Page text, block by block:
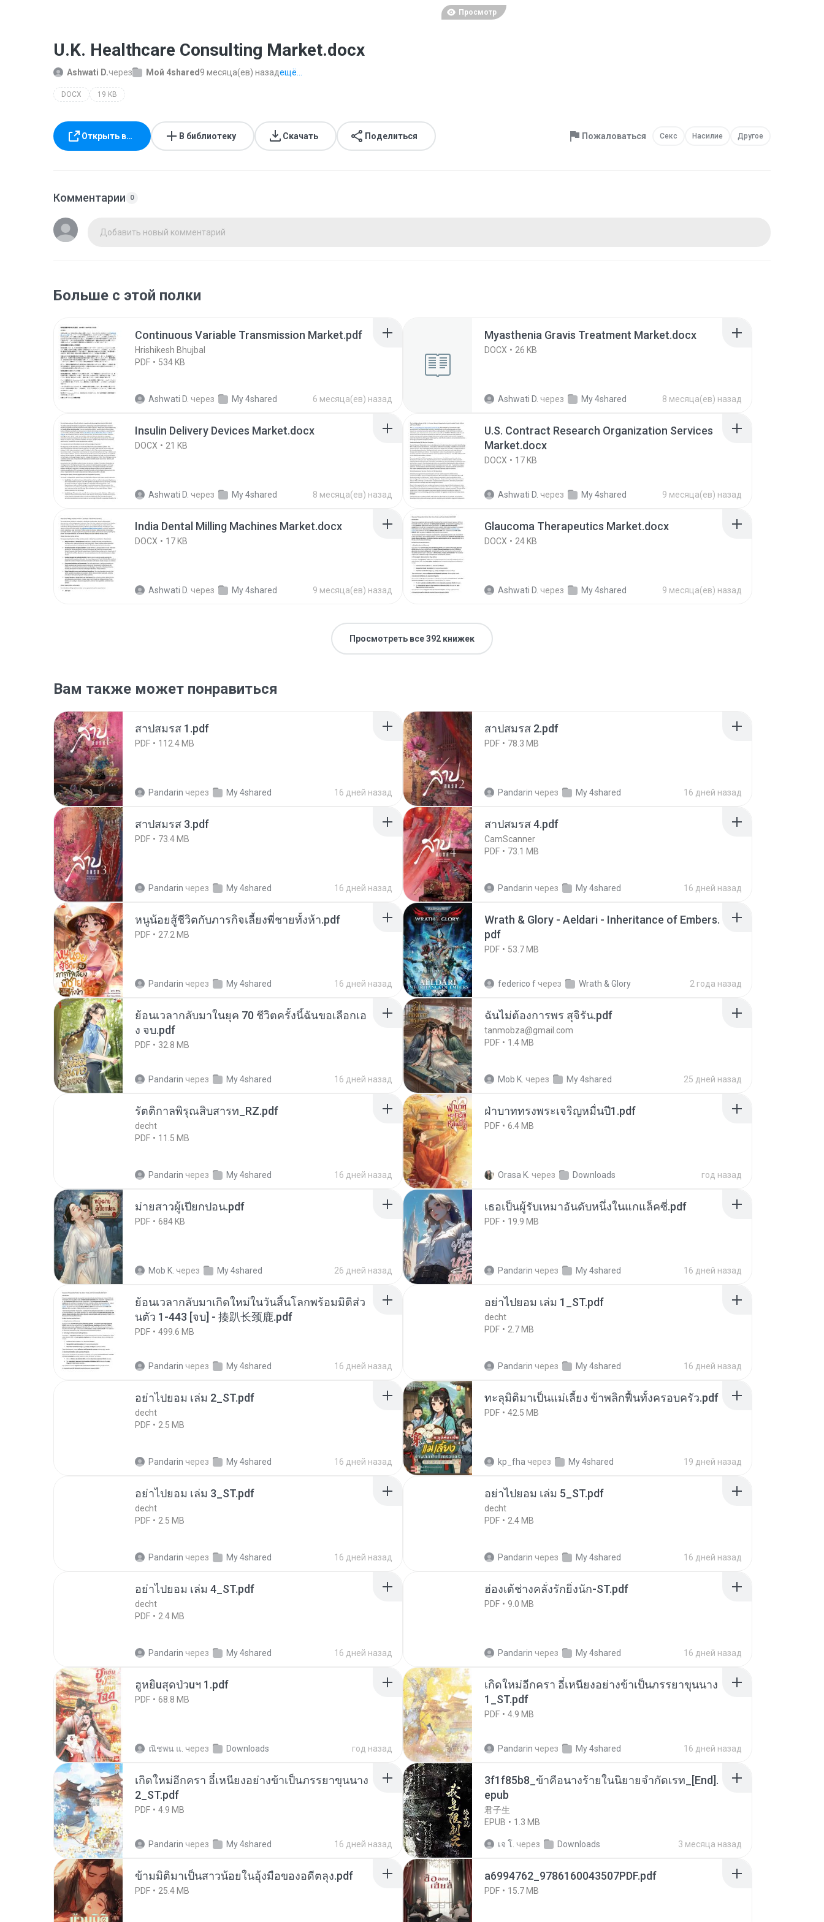
Просмотр
U.K. Healthcare Consulting Market.docx
Ashwati D.через Мой 4shared 9 месяца(ев) назадещё...
DOCX 19 KB
Открыть в… В библиотеку Скачать Поделиться Пожаловаться Секс Насилие Другое
Комментарии 0
Добавить новый комментарий
Больше с этой полки
Continuous Variable Transmission Market.pdf
Hrishikesh Bhujbal
PDF
534 KB
Ashwati D. через My 4shared 6 месяца(ев) назад
Myasthenia Gravis Treatment Market.docx
DOCX 26 KB
Ashwati D. через My 4shared 8 месяца(ев) назад
Insulin Delivery Devices Market.docx
DOCX 21 KB
Ashwati D. через My 4shared 8 месяца(ев) назад
U.S. Contract Research Organization Services
Market.docx
DOCX 17 KB
Ashwati D. через My 4shared 9 месяца(ев) назад
India Dental Milling Machines Market.docx
DOCX 17 KB
Ashwati D. через My 4shared 9 месяца(ев) назад
Glaucoma Therapeutics Market.docx
DOCX 24 KB
Ashwati D. через My 4shared 9 месяца(ев) назад
Просмотреть все 392 книжек
Вам также может понравиться
สาปสมรส 1.pdf
PDF 112.4 MB
Pandarin через My 4shared 16 дней назад
สาปสมรส 2.pdf
PDF 78.3 MB
Pandarin через My 4shared 16 дней назад
สาปสมรส 3.pdf
PDF 73.4 MB
Pandarin через My 4shared 16 дней назад
สาปสมรส 4.pdf
CamScanner
PDF
73.1 MB
Pandarin через My 4shared 16 дней назад
หนูน้อยสู้ชีวิตกับภารกิจเลี้ยงพี่ชายทั้งห้า.pdf
PDF 27.2 MB
Pandarin через My 4shared 16 дней назад
Wrath & Glory - Aeldari - Inheritance of Embers.
pdf
PDF 53.7 MB
federico f через Wrath & Glory 2 года назад
ย้อนเวลากลับมาในยุค 70 ชีวิตครั้งนี้ฉันขอเลือกเอ
ง จบ.pdf
PDF 32.8 MB
Pandarin через My 4shared 16 дней назад
ฉันไม่ต้องการพร สุจิรัน.pdf
tanmobza@gmail.com
PDF
1.4 MB
Mob K. через My 4shared 25 дней назад
รัตติกาลพิรุณสิบสารท_RZ.pdf
decht
PDF
11.5 MB
Pandarin через My 4shared 16 дней назад
ฝ่าบาททรงพระเจริญหมื่นปี1.pdf
PDF 6.4 MB
Orasa K. через Downloads год назад
ม่ายสาวผู้เปียกปอน.pdf
PDF 684 KB
Mob K. через My 4shared 26 дней назад
เธอเป็นผู้รับเหมาอันดับหนึ่งในแกแล็คซี่.pdf
PDF 19.9 MB
Pandarin через My 4shared 16 дней назад
ย้อนเวลากลับมาเกิดใหม่ในวันสิ้นโลกพร้อมมิติส่ว
นตัว 1-443 [จบ] - 揍趴长颈鹿.pdf
PDF 499.6 MB
Pandarin через My 4shared 16 дней назад
อย่าไปยอม เล่ม 1_ST.pdf
decht
PDF
2.7 MB
Pandarin через My 4shared 16 дней назад
อย่าไปยอม เล่ม 2_ST.pdf
decht
PDF
2.5 MB
Pandarin через My 4shared 16 дней назад
ทะลุมิติมาเป็นแม่เลี้ยง ข้าพลิกฟื้นทั้งครอบครัว.pdf
PDF 42.5 MB
kp_fha через My 4shared 19 дней назад
อย่าไปยอม เล่ม 3_ST.pdf
decht
PDF
2.5 MB
Pandarin через My 4shared 16 дней назад
อย่าไปยอม เล่ม 5_ST.pdf
decht
PDF
2.4 MB
Pandarin через My 4shared 16 дней назад
อย่าไปยอม เล่ม 4_ST.pdf
decht
PDF
2.4 MB
Pandarin через My 4shared 16 дней назад
ฮ่องเต้ช่างคลั่งรักยิ่งนัก-ST.pdf
PDF 9.0 MB
Pandarin через My 4shared 16 дней назад
ฮูหยิuสุดป่วuฯ 1.pdf
PDF 68.8 MB
ณิชพน แ. через Downloads год назад
เกิดใหม่อีกครา อี๋เหนียงอย่างข้าเป็นภรรยาขุนนาง
1_ST.pdf
PDF 4.9 MB
Pandarin через My 4shared 16 дней назад
เกิดใหม่อีกครา อี๋เหนียงอย่างข้าเป็นภรรยาขุนนาง
2_ST.pdf
PDF 4.9 MB
Pandarin через My 4shared 16 дней назад
3f1f85b8_ข้าคือนางร้ายในนิยายจำกัดเรท_[End].
epub
君子生
EPUB
1.3 MB
เจ โ. через Downloads 3 месяца назад
ข้ามมิติมาเป็นสาวน้อยในอุ้งมือของอดีตลุง.pdf
PDF 25.4 MB
a6994762_9786160043507PDF.pdf
PDF 15.7 MB